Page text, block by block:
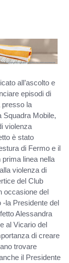
all’ascolto e
episodi di
presso la
Squadra Mobile,
violenza
è stato
di Fermo e il
prima linea nella
violenza di
del Club
occasione del
-la Presidente del
Alessandra
al Vicario del
di creare
trovare
il Presidente